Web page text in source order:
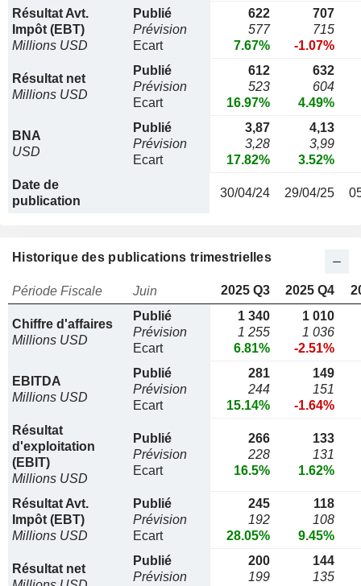
Résultat Avt.
Impôt (EBT)
Millions USD
Publié
Prévision
Ecart
622
577
7.67%
707
715
-1.07%
Résultat net
Millions USD
Publié
Prévision
Ecart
612
523
16.97%
632
604
4.49%
BNA
USD
Publié
Prévision
Ecart
3,87
3,28
17.82%
4,13
3,99
3.52%
Date de
publication
30/04/24 29/04/25
Historique des publications trimestrielles
Période Fiscale Juin 2025 Q3 2025 Q4
Chiffre d'affaires
Millions USD
Publié
Prévision
Ecart
1 340
1 255
6.81%
1 010
1 036
-2.51%
EBITDA
Millions USD
Publié
Prévision
Ecart
281
244
15.14%
149
151
-1.64%
Résultat
d'exploitation
(EBIT)
Millions USD
Publié
Prévision
Ecart
266
228
16.5%
133
131
1.62%
Résultat Avt.
Impôt (EBT)
Millions USD
Publié
Prévision
Ecart
245
192
28.05%
118
108
9.45%
Résultat net
Publié
Prévision
200
199
144
135